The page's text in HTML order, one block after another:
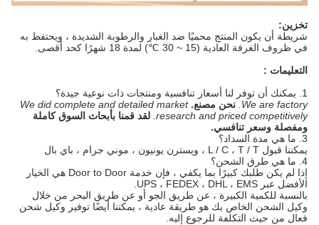
تخزين:
شريطة أن يكون المنتج محميًا ضد الغبار والرطوبة الشديدة ، ويحتفظ به
في ظروف الغرفة العادية (15 ~ 30 ℃) لمدة 18 شهرًا كحد أقصى.
التعليمات :
We are factory. نحن مصنع. We did complete and detailed market
research and priced competitively. لقد قمنا بأبحاث السوق كاملة
ومفصلة وسعر تنافسي.
يمكننا قبول L / C ، T / T ، ويسترن يونيون ، موني جرام ، باي بال
4. ما هي طرق الشحن؟
إذا لم يكن طلبك كبيرًا بما يكفي ، فإن خدمة Door to Door هي الخيار
الأفضل عبر UPS ، FEDEX ، DHL ، EMS.
بالنسبة للكمية الكبيرة ، عن طريق الجو أو عن طريق البحر من خلال
وكيل الشحن الخاص بك هو طريقة عادية ، يمكننا أيضًا توفير وكيل شحن
فعال من حيث التكلفة للرجوع إليه.